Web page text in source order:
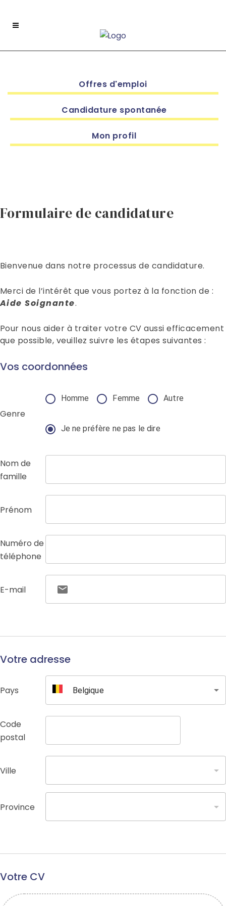
Offres d'emploi
Candidature spontanée
Mon profil
Formulaire de candidature
Bienvenue dans notre processus de candidature.
Merci de l’intérêt que vous portez à la fonction de :
Aide Soignante.
Pour nous aider à traiter votre CV aussi efficacement
que possible, veuillez suivre les étapes suivantes :
Vos coordonnées
Genre
Homme Femme Autre
Je ne préfère ne pas le dire
Nom de
famille
Prénom
Numéro de
téléphone
E-mail
Votre adresse
Pays Belgique
Code
postal
Ville
Province
Votre CV